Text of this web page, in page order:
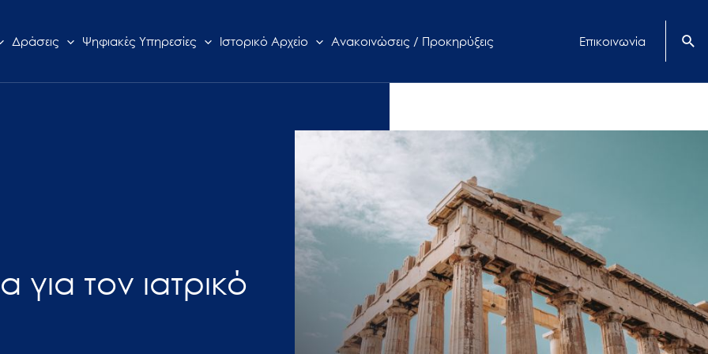
Δράσεις Ψηφιακές Υπηρεσίες Ιστορικό Αρχείο Ανακοινώσεις / Προκηρύξεις Επικοινωνία
για τον ιατρικό